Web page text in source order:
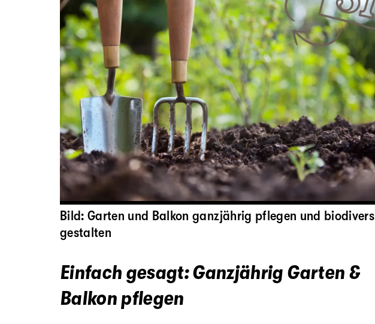
Bild: Garten und Balkon ganzjährig pflegen und biodivers
gestalten
Einfach gesagt: Ganzjährig Garten &
Balkon pflegen